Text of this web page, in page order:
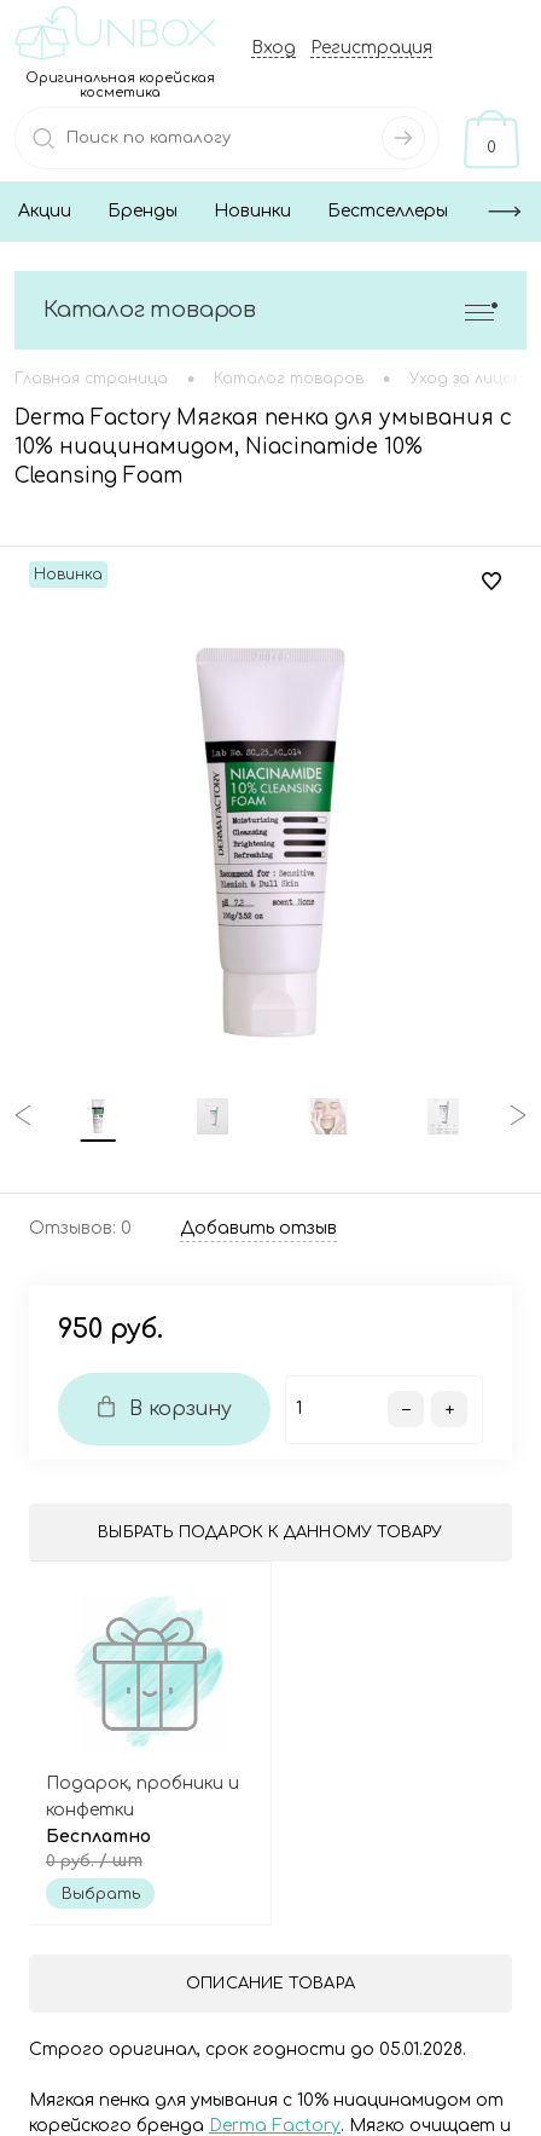
Оригинальная корейская
косметика
Вход Регистрация
0
Акции Бренды Новинки Бестселлеры
Каталог товаров
Главная страница • Каталог товаров • Уход за лицом
Derma Factory Мягкая пенка для умывания с
10% ниацинамидом, Niacinamide 10%
Cleansing Foam
Новинка
Отзывов: 0 Добавить отзыв
950 руб.
В корзину
ВЫБРАТЬ ПОДАРОК К ДАННОМУ ТОВАРУ
Подарок, пробники и
конфетки
Бесплатно
0 руб./ шт
Выбрать
ОПИСАНИЕ ТОВАРА
Строго оригинал, срок годности до 05.01.2028.
Мягкая пенка для умывания с 10% ниацинамидом от
корейского бренда Derma Factory. Мягко очищает и